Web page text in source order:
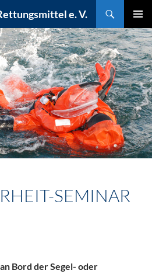
e. V.
MENÜ
SEMINAR
Bord der Segel- oder